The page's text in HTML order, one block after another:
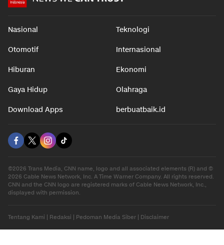
Nasional Teknologi
Otomotif Internasional
Hiburan Ekonomi
Gaya Hidup Olahraga
Download Apps berbuatbaik.id
©2026 Trans Media, CNN name, logo and all associated elements (R) and ©
2026 Cable News Network, Inc. A Time Warner Company. All rights reserved.
CNN and the CNN logo are registered marks of Cable News Network, Inc.,
displayed with permission.
Tentang Kami Redaksi Pedoman Media Siber Disclaimer